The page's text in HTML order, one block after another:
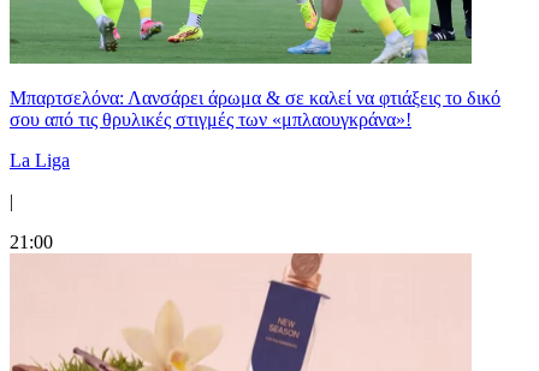
Μπαρτσελόνα: Λανσάρει άρωμα & σε καλεί να φτιάξεις το δικό
σου από τις θρυλικές στιγμές των «μπλαουγκράνα»!
La Liga
|
21:00